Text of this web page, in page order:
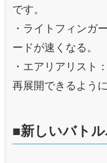
です。
・ライトフィンガ
ードが速くなる。
・エアリアリスト
再展開できるように
■新しいバト